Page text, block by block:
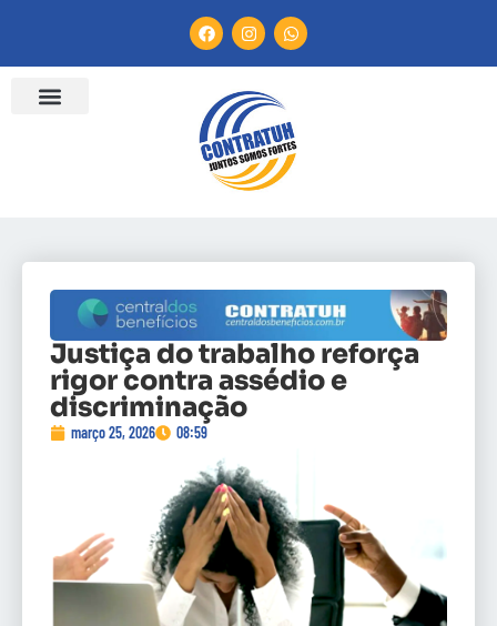
Justiça do trabalho reforça
rigor contra assédio e
discriminação
março 25, 2026 08:59